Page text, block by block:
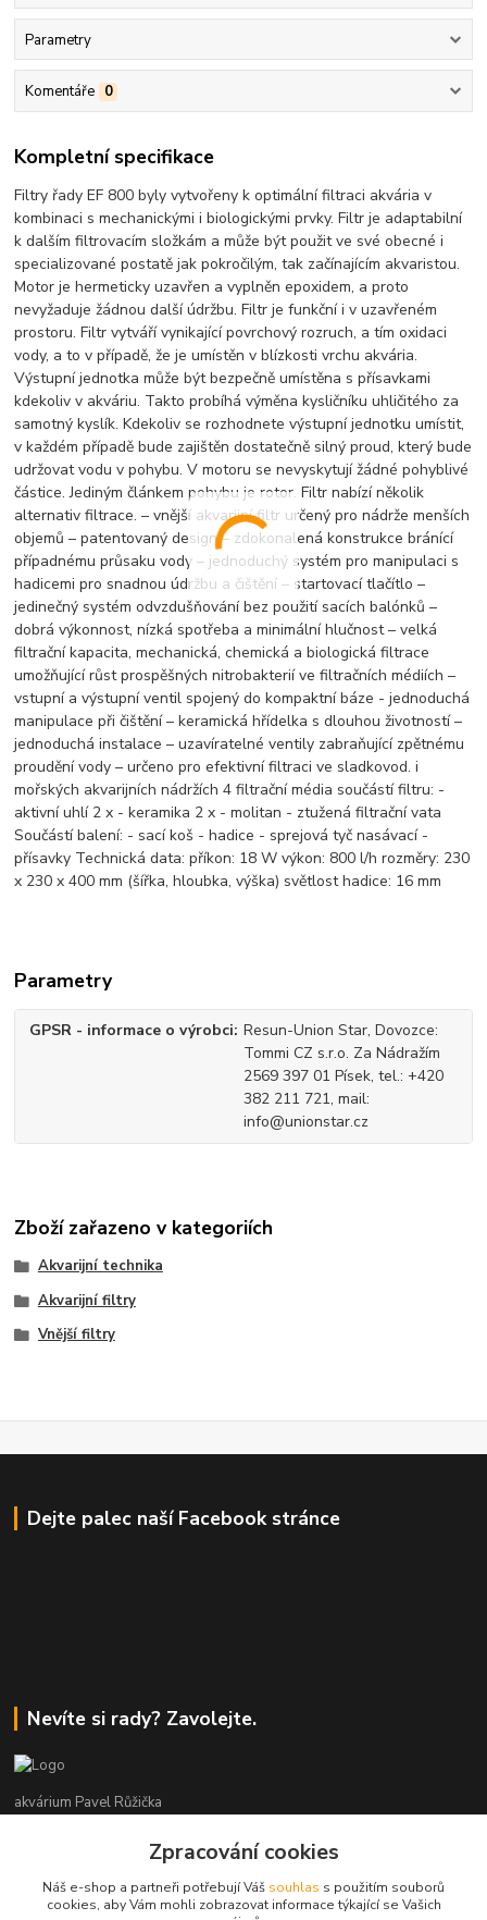
Parametry
Komentáře 0
Kompletní specifikace
Filtry řady EF 800 byly vytvořeny k optimální filtraci akvária v
kombinaci s mechanickými i biologickými prvky. Filtr je adaptabilní
k dalším filtrovacím složkám a může být použit ve své obecné i
specializované postatě jak pokročilým, tak začínajícím akvaristou.
Motor je hermeticky uzavřen a vyplněn epoxidem, a proto
nevyžaduje žádnou další údržbu. Filtr je funkční i v uzavřeném
prostoru. Filtr vytváří vynikající povrchový rozruch, a tím oxidaci
vody, a to v případě, že je umístěn v blízkosti vrchu akvária.
Výstupní jednotka může být bezpečně umístěna s přísavkami
kdekoliv v akváriu. Takto probíhá výměna kysličníku uhličitého za
samotný kyslík. Kdekoliv se rozhodnete výstupní jednotku umístit,
v každém případě bude zajištěn dostatečně silný proud, který bude
udržovat vodu v pohybu. V motoru se nevyskytují žádné pohyblivé
částice. Jediným článkem pohybu je rotor. Filtr nabízí několik
alternativ filtrace. – vnější akvarijní filtr určený pro nádrže menších
objemů – patentovaný design – zdokonalená konstrukce bránící
případnému průsaku vody – jednoduchý systém pro manipulaci s
hadicemi pro snadnou údržbu a čištění – startovací tlačítlo –
jedinečný systém odvzdušňování bez použití sacích balónků –
dobrá výkonnost, nízká spotřeba a minimální hlučnost – velká
filtrační kapacita, mechanická, chemická a biologická filtrace
umožňující růst prospěšných nitrobakterií ve filtračních médiích –
vstupní a výstupní ventil spojený do kompaktní báze - jednoduchá
manipulace při čištění – keramická hřídelka s dlouhou životností –
jednoduchá instalace – uzavíratelné ventily zabraňující zpětnému
proudění vody – určeno pro efektivní filtraci ve sladkovod. i
mořských akvarijních nádržích 4 filtrační média součástí filtru: -
aktivní uhlí 2 x - keramika 2 x - molitan - ztužená filtrační vata
Součástí balení: - sací koš - hadice - sprejová tyč nasávací -
přísavky Technická data: příkon: 18 W výkon: 800 l/h rozměry: 230
x 230 x 400 mm (šířka, hloubka, výška) světlost hadice: 16 mm
Parametry
GPSR - informace o výrobci Resun-Union Star, Dovozce:
Tommi CZ s.r.o. Za Nádražím
2569 397 01 Písek, tel.: +420
382 211 721, mail:
info@unionstar.cz
Zboží zařazeno v kategoriích
Akvarijní technika
Akvarijní filtry
Vnější filtry
Dejte palec naší Facebook stránce
Nevíte si rady? Zavolejte.
akvárium Pavel Růžička
+420 602 118 290
9:00 až 16:00 v pracovní dny
Zpracování cookies
Náš e-shop a partneři potřebují Váš souhlas s použitím souborů
cookies, aby Vám mohli zobrazovat informace týkající se Vašich